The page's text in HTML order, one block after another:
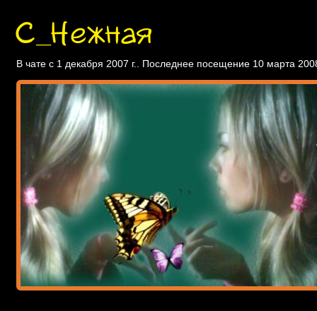
С_Нежная
В чате с 1 декабря 2007 г.. Последнее посещение 10 марта